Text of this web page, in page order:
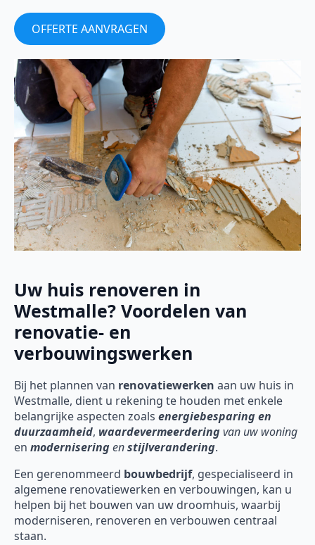
OFFERTE AANVRAGEN
Uw huis renoveren in
Westmalle? Voordelen van
renovatie- en
verbouwingswerken
Bij het plannen van renovatiewerken aan uw huis in
Westmalle, dient u rekening te houden met enkele
belangrijke aspecten zoals energiebesparing en
duurzaamheid, waardevermeerderingvan uw woning
en moderniseringenstijlverandering.
Een gerenommeerd bouwbedrijf, gespecialiseerd in
algemene renovatiewerken en verbouwingen, kan u
helpen bij het bouwen van uw droomhuis, waarbij
moderniseren, renoveren en verbouwen centraal
staan.